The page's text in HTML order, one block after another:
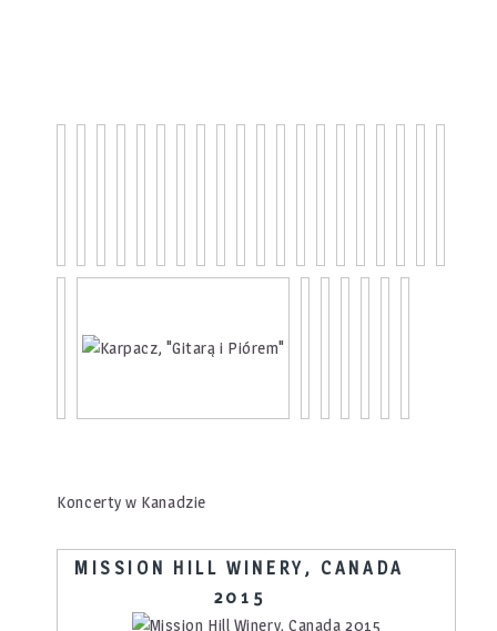
Koncerty w Kanadzie
MISSION HILL WINERY, CANADA
2015